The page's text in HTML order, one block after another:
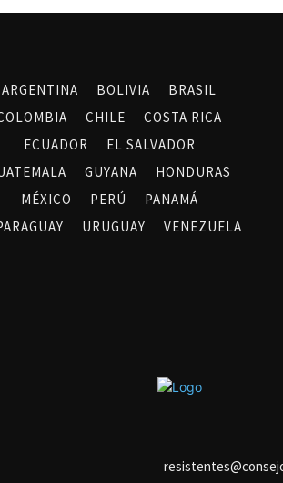
ARGENTINA BOLIVIA
BRASIL
CHILE
COSTA RICA
ECUADOR
EL SALVADOR
GUYANA
HONDURAS
MÉXICO
PERÚ
PANAMÁ
URUGUAY VENEZUELA